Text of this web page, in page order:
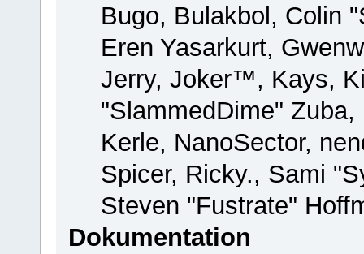
Bugo, Bulakbol, Colin
Eren Yasarkurt,
Jerry, Joker™, Kays,
"SlammedDime"
Kerle, NanoSector,
Spicer, Ricky., Sami
Steven "Fustrate"
Dokumentation